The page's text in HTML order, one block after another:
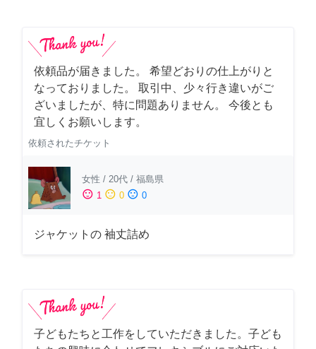
依頼品が届きました。 希望どおりの仕上がりと
なっておりました。 取引中、少々行き違いがご
ざいましたが、特に問題ありません。 今後とも
宜しくお願いします。
依頼されたチケット
女性 / 20代 / 福島県
sentiment_satisfied 1 sentiment_neutral 0 sentiment_dissatisfied 0
ジャケットの 袖丈詰め
子どもたちと工作をしていただきました。子ども